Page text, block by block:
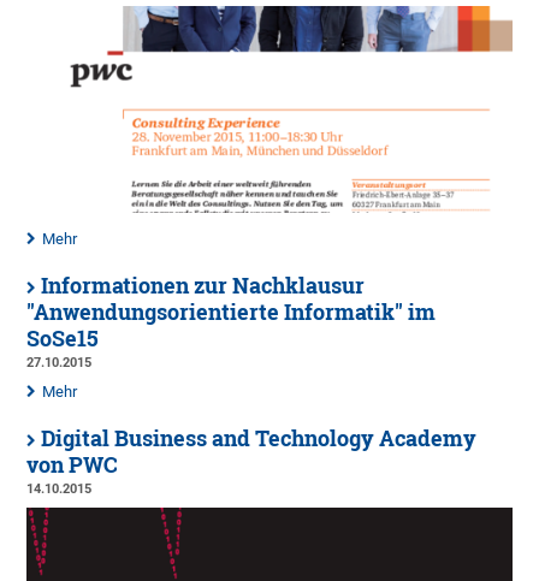
Mehr
Informationen zur Nachklausur
"Anwendungsorientierte Informatik" im
SoSe15
27.10.2015
Mehr
Digital Business and Technology Academy
von PWC
14.10.2015